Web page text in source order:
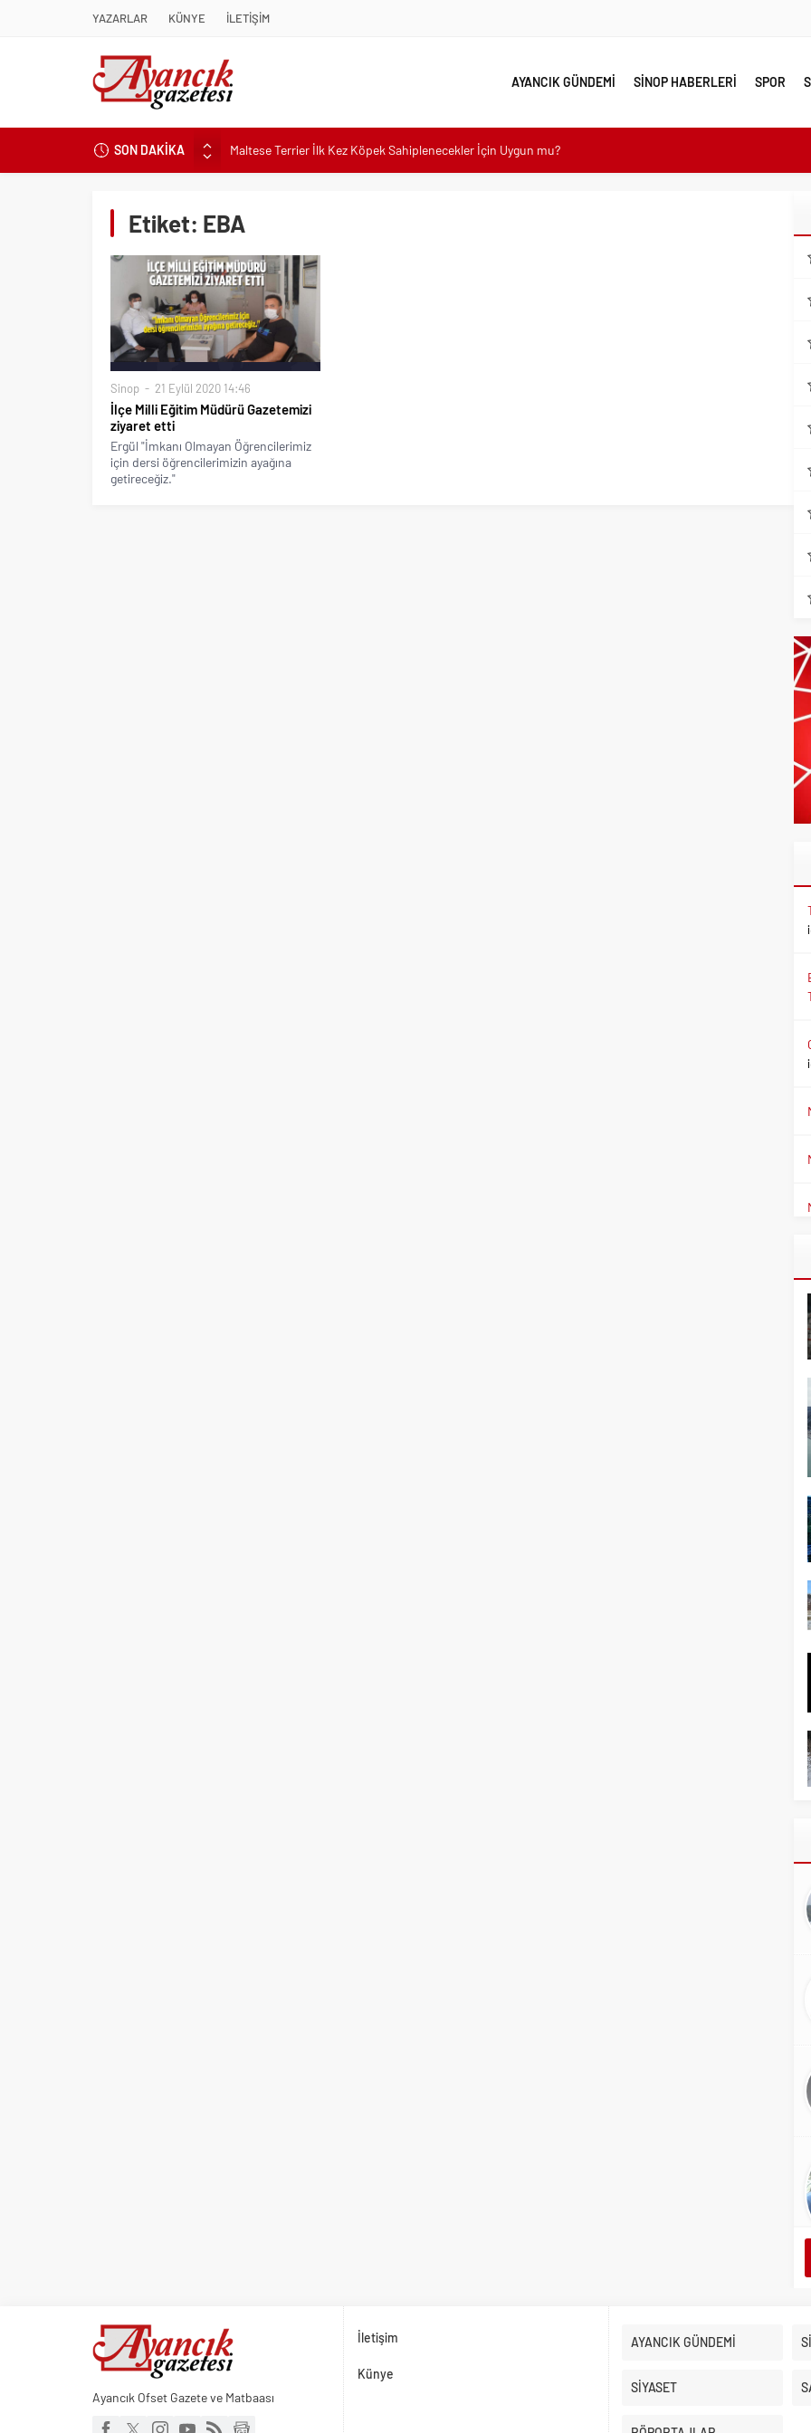
YAZARLAR KÜNYE İLETİŞİM
AYANCIK GÜNDEMİ SİNOP HABERLERİ SPOR
SON DAKİKA
Maltese Terrier İlk Kez Köpek Sahiplenecekler İçin Uygun mu?
Kapadokya Tatilinde Ne Giyilir?
Didim Belediyesi’nden Kent Genelinde Yol Bakım ve Onarım Çalışması
Hastalıktan Ari İşletmelerde Yeni Model Ele Alındı
Kaykay Şampiyonasının Kalbi Osmangazi’de Attı
Didim Belediyesi Üretiyor, Didim Güzelleşiyor
Üsküdar’da Açık Hava Sinema Günleri Nostalji Dolu Klasiklerle Devam Ediyor
Pnömatik Valf Sistemlerinde Verimli Kullanım İpuçları
Sinop’ta Denize Girilecek 3 Mükemmel Yer
Etiket: EBA
Sinop 21 Eylül 2020 14:46
İlçe Milli Eğitim Müdürü Gazetemizi
ziyaret etti
Ergül "İmkanı Olmayan Öğrencilerimiz
için dersi öğrencilerimizin ayağına
getireceğiz."
Ayancık Ofset Gazete ve Matbaası
İletişim
Künye
AYANCIK GÜNDEMİ
SİYASET